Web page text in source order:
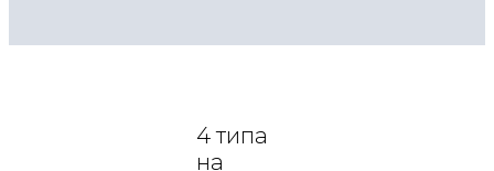
4 типа
на